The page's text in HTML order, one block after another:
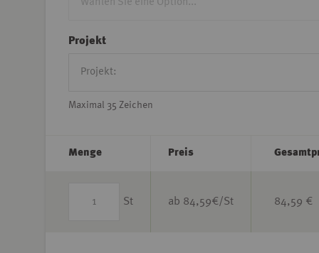
Projekt
Maximal 35 Zeichen
Menge
St
Preis
ab 84,59€/St 84,59 €